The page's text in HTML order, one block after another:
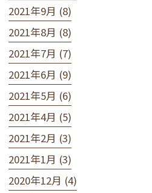
2021年9月 (8)
2021年8月 (8)
2021年7月 (7)
2021年6月 (9)
2021年5月 (6)
2021年4月 (5)
2021年2月 (3)
2021年1月 (3)
2020年12月 (4)